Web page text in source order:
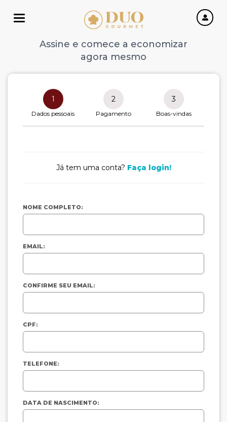
Toggle navigation
Assine e comece a economizar
agora mesmo
1
Dados pessoais
2
Pagamento
3
Boas-vindas
Já tem uma conta? Faça login!
NOME COMPLETO:
EMAIL:
CONFIRME SEU EMAIL:
CPF:
TELEFONE:
DATA DE NASCIMENTO: